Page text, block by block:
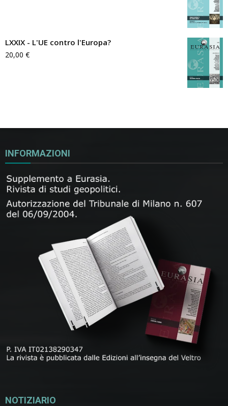
LXXIX - L'UE contro l'Europa?
20,00 €
INFORMAZIONI
NOTIZIARIO